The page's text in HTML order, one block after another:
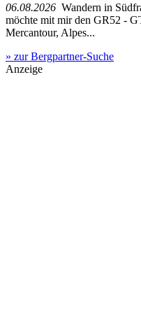
06.08.2026 Wandern in
möchte mit mir den GR52 -
Mercantour, Alpes...
» zur Bergpartner-Suche
Anzeige